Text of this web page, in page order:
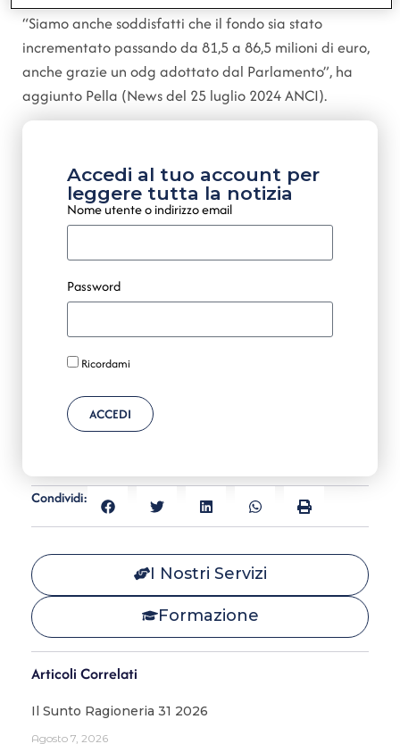
“Siamo anche soddisfatti che il fondo sia stato
incrementato passando da 81,5 a 86,5 milioni di euro,
anche grazie un odg adottato dal Parlamento”, ha
aggiunto Pella (News del 25 luglio 2024 ANCI).
Accedi al tuo account per
leggere tutta la notizia
Nome utente o indirizzo email
Password
Ricordami
ACCEDI
Condividi:
I Nostri Servizi
Formazione
Articoli Correlati
Il Sunto Ragioneria 31 2026
Agosto 7, 2026